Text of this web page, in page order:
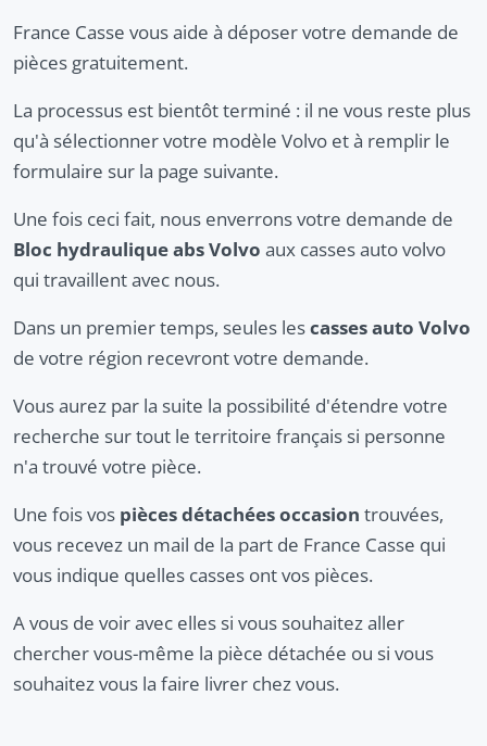
France Casse vous aide à déposer votre demande de
pièces gratuitement.
La processus est bientôt terminé : il ne vous reste plus
qu'à sélectionner votre modèle Volvo et à remplir le
formulaire sur la page suivante.
Une fois ceci fait, nous enverrons votre demande de
Bloc hydraulique abs Volvo aux casses auto volvo
qui travaillent avec nous.
Dans un premier temps, seules lescasses auto Volvo
de votre région recevront votre demande.
Vous aurez par la suite la possibilité d'étendre votre
recherche sur tout le territoire français si personne
n'a trouvé votre pièce.
Une fois vos pièces détachées occasion trouvées,
vous recevez un mail de la part de France Casse qui
vous indique quelles casses ont vos pièces.
A vous de voir avec elles si vous souhaitez aller
chercher vous-même la pièce détachée ou si vous
souhaitez vous la faire livrer chez vous.